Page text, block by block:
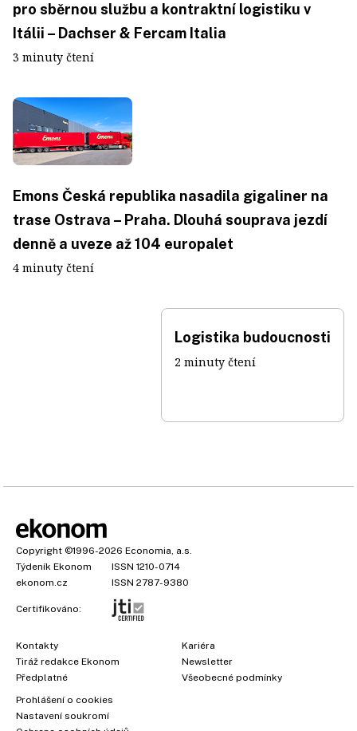
pro sběrnou službu a kontraktní logistiku v
Itálii – Dachser & Fercam Italia
3 minuty čtení
Emons Česká republika nasadila gigaliner na
trase Ostrava – Praha. Dlouhá souprava jezdí
denně a uveze až 104 europalet
4 minuty čtení
Logistika budoucnosti
2 minuty čtení
Copyright ©1996-2026 Economia, a.s.
Týdeník Ekonom
ISSN 1210-0714
ekonom.cz
ISSN 2787-9380
Certifikováno:
Kontakty
Tiráž redakce Ekonom
Předplatné
Kariéra
Newsletter
Všeobecné podmínky
Prohlášení o cookies
Nastavení soukromí